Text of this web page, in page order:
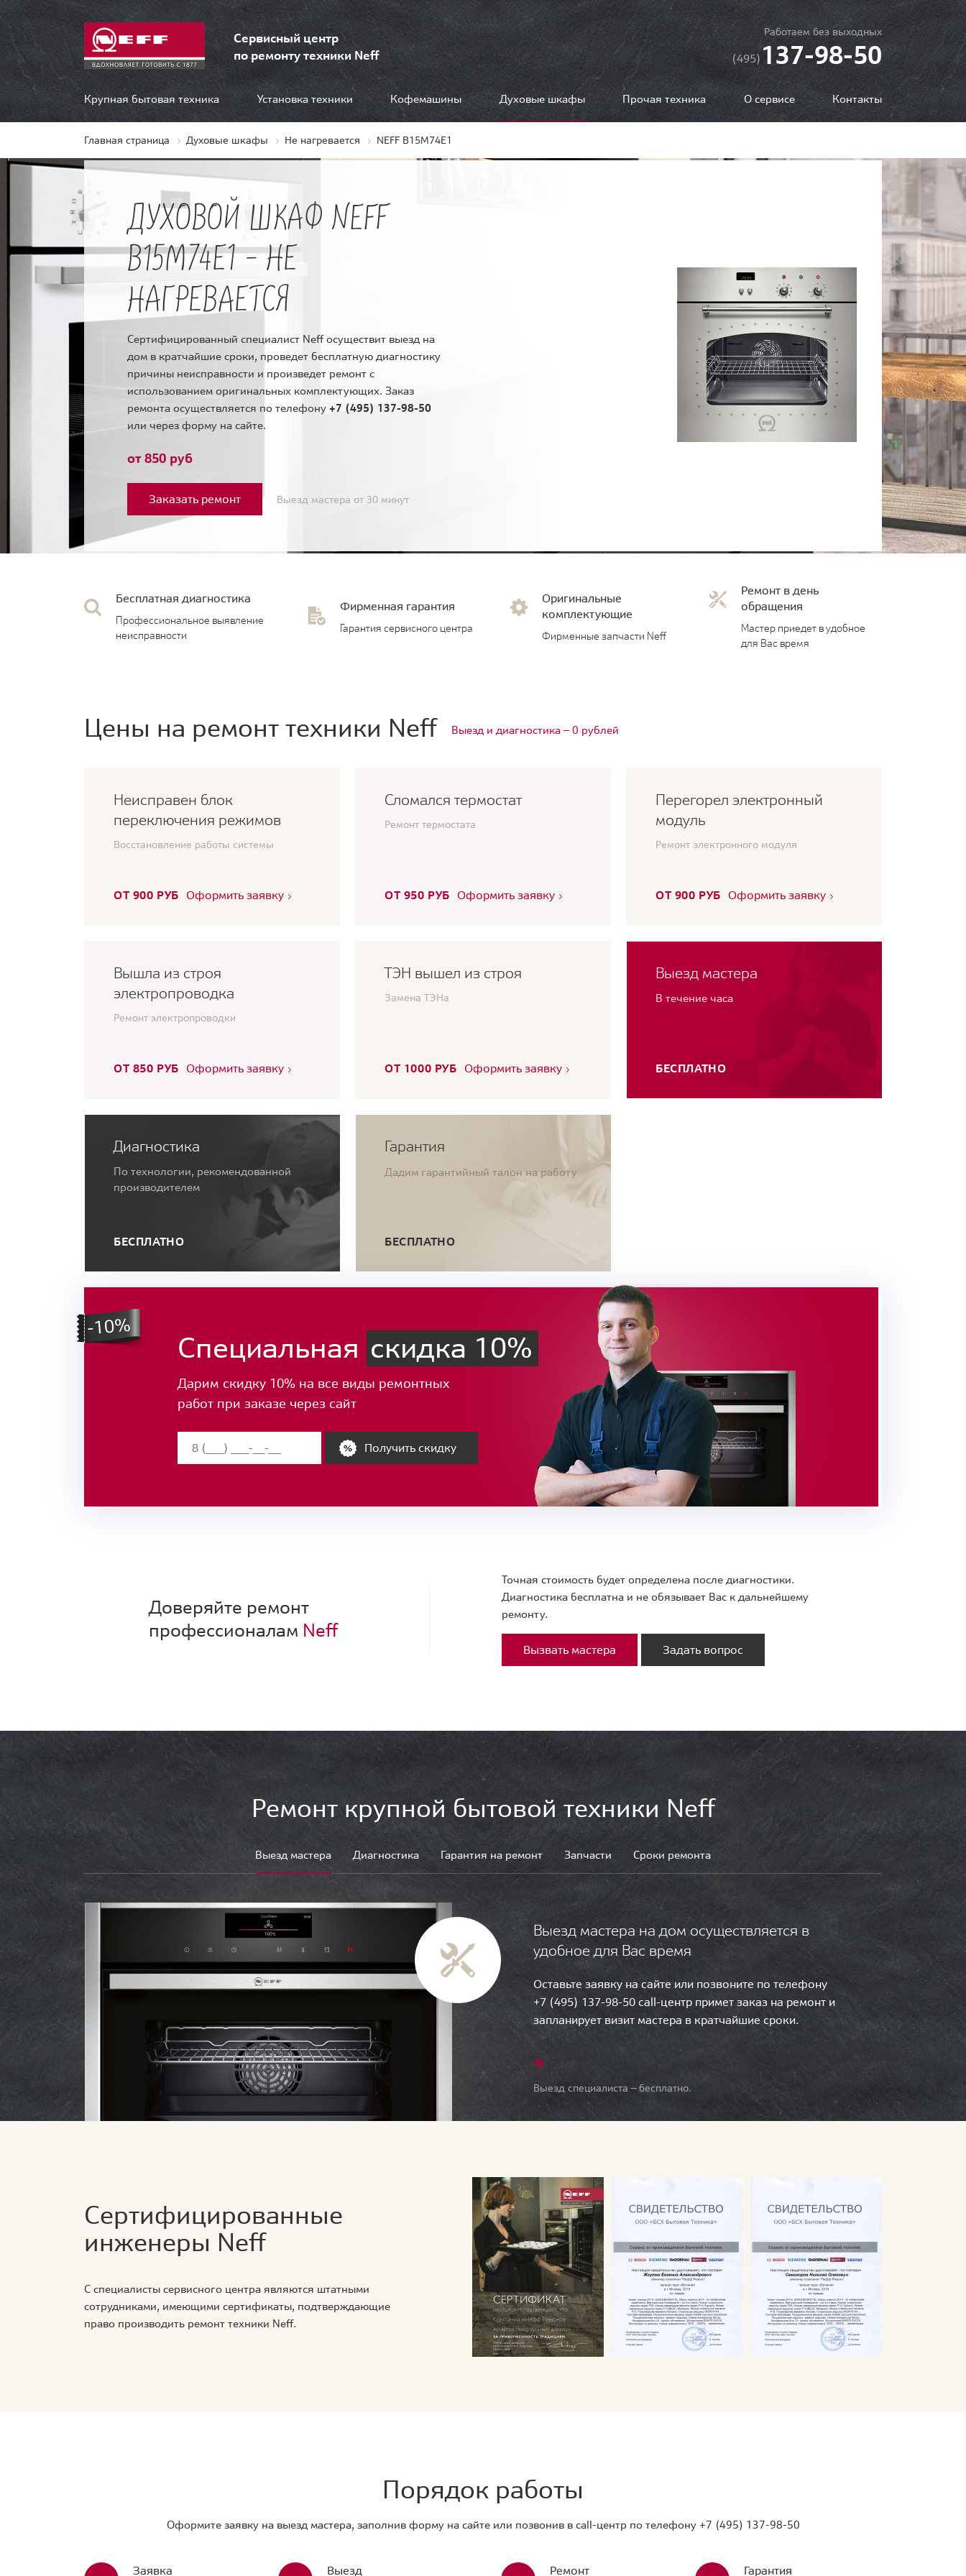
Сервисный центр
по ремонту техники Neff
Работаем без выходных
(495)137-98-50
Крупная бытовая техника Установка техники Кофемашины Духовые шкафы Прочая техника О сервисе Контакты
Главная страница Духовые шкафы Не нагревается NEFF B15M74E1
ДУХОВОЙ ШКАФ NEFF
B15M74E1 - НЕ
НАГРЕВАЕТСЯ
Сертифицированный специалист Neff осуществит выезд на
дом в кратчайшие сроки, проведет бесплатную диагностику
причины неисправности и произведет ремонт с
использованием оригинальных комплектующих. Заказ
ремонта осуществляется по телефону +7 (495) 137-98-50
или через форму на сайте.
от 850 руб
Заказать ремонт Выезд мастера от 30 минут
Бесплатная диагностика
Профессиональное выявление
неисправности
Фирменная гарантия
Гарантия сервисного центра
Оригинальные
комплектующие
Фирменные запчасти Neff
Ремонт в день
обращения
Мастер приедет в удобное
для Вас время
Цены на ремонт техники Neff Выезд и диагностика — 0 рублей
Неисправен блок
переключения режимов
Восстановление работы системы
ОТ 900 РУБ Оформить заявку
Сломался термостат
Ремонт термостата
ОТ 950 РУБ Оформить заявку
Перегорел электронный
модуль
Ремонт электронного модуля
ОТ 900 РУБ Оформить заявку
Вышла из строя
электропроводка
Ремонт электропроводки
ОТ 850 РУБ Оформить заявку
ТЭН вышел из строя
Замена ТЭНа
ОТ 1000 РУБ Оформить заявку
Выезд мастера
В течение часа
БЕСПЛАТНО
Диагностика
По технологии, рекомендованной
производителем
БЕСПЛАТНО
Гарантия
Дадим гарантийный талон на работу
БЕСПЛАТНО
Специальная скидка 10%
Дарим скидку 10% на все виды ремонтных
работ при заказе через сайт
Получить скидку
Доверяйте ремонт
профессионалам Neff
Точная стоимость будет определена после диагностики.
Диагностика бесплатна и не обязывает Вас к дальнейшему
ремонту.
Вызвать мастера Задать вопрос
Ремонт крупной бытовой техники Neff
Выезд мастера Диагностика Гарантия на ремонт Запчасти Сроки ремонта
Выезд мастера на дом осуществляется в
удобное для Вас время
Оставьте заявку на сайте или позвоните по телефону
+7 (495) 137-98-50 call-центр примет заказ на ремонт и
запланирует визит мастера в кратчайшие сроки.
Выезд специалиста — бесплатно.
Сертифицированные
инженеры Neff
С специалисты сервисного центра являются штатными
сотрудниками, имеющими сертификаты, подтверждающие
право производить ремонт техники Neff.
Порядок работы
Оформите заявку на выезд мастера, заполнив форму на сайте или позвонив в call-центр по телефону +7 (495) 137-98-50
Заявка Выезд Ремонт Гарантия